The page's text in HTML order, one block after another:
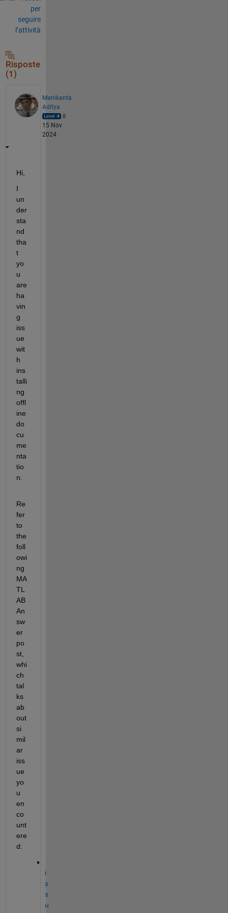
per
seguire
l’attività
Risposte
(1)
Manikanta
Aditya
il
15 Nov
2024
Hi,
I
un
der
sta
nd
tha
t
yo
u
are
ha
vin
g
iss
ue
wit
h
ins
talli
ng
offl
ine
do
cu
me
nta
tio
n.
Re
fer
to
the
foll
owi
ng
MA
TL
AB
An
sw
er
po
st,
whi
ch
tal
ks
ab
out
si
mil
ar
iss
ue
yo
u
en
co
unt
ere
d:
i
s
s
u